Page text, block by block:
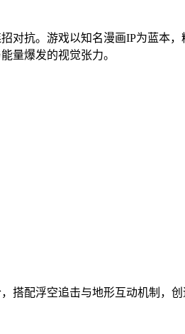
对抗。游戏以知名漫画IP为蓝本
量爆发的视觉张力。
搭配浮空追击与地形互动机制，